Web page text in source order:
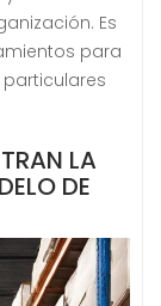
Es
para
LA
DE